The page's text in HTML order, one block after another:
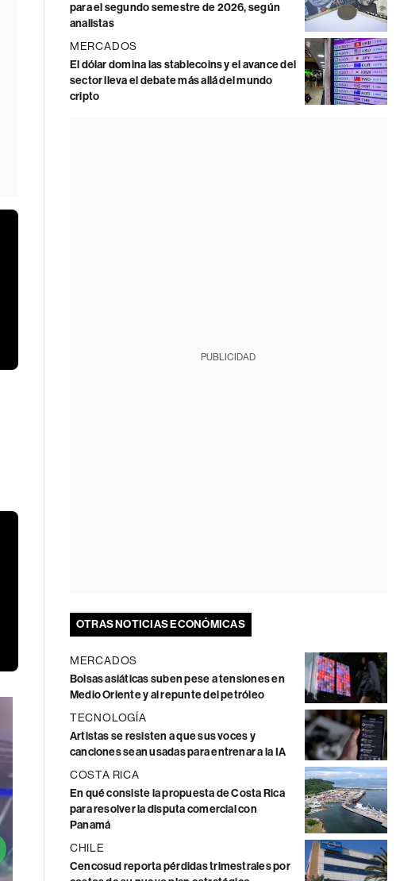
para el segundo semestre de 2026, según
analistas
MERCADOS
El dólar domina las stablecoins y el avance del
sector lleva el debate más allá del mundo
cripto
PUBLICIDAD
OTRAS NOTICIAS ECONÓMICAS
MERCADOS
Bolsas asiáticas suben pese a tensiones en
Medio Oriente y al repunte del petróleo
TECNOLOGÍA
Artistas se resisten a que sus voces y
canciones sean usadas para entrenar a la IA
COSTA RICA
En qué consiste la propuesta de Costa Rica
para resolver la disputa comercial con
Panamá
CHILE
Cencosud reporta pérdidas trimestrales por